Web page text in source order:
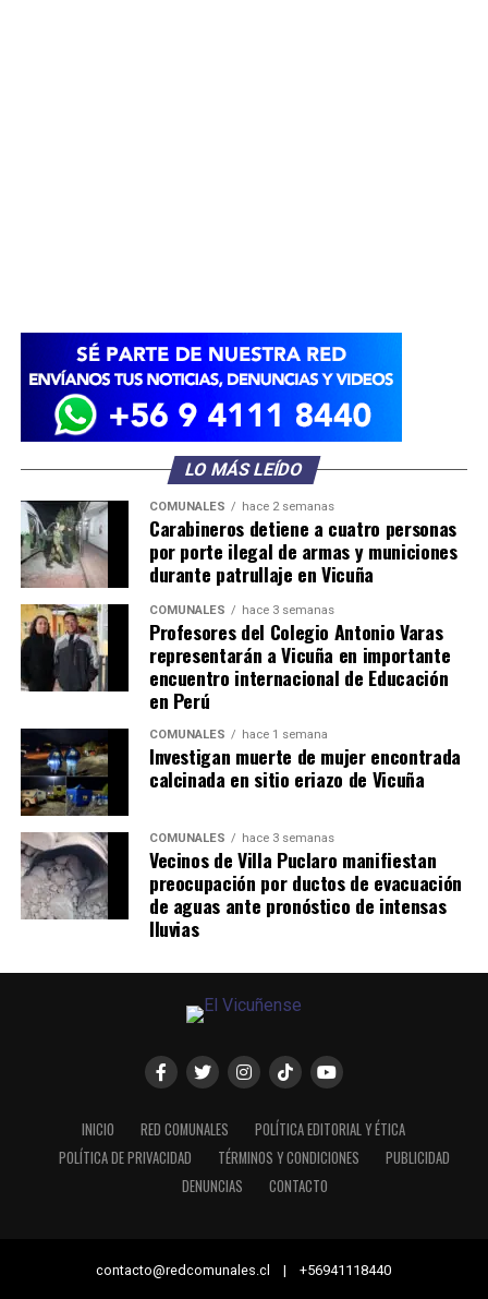
LO MÁS LEÍDO
COMUNALES hace 2 semanas
Carabineros detiene a cuatro personas
por porte ilegal de armas y municiones
durante patrullaje en Vicuña
COMUNALES hace 3 semanas
Profesores del Colegio Antonio Varas
representarán a Vicuña en importante
encuentro internacional de Educación
en Perú
COMUNALES hace 1 semana
Investigan muerte de mujer encontrada
calcinada en sitio eriazo de Vicuña
COMUNALES hace 3 semanas
Vecinos de Villa Puclaro manifiestan
preocupación por ductos de evacuación
de aguas ante pronóstico de intensas
lluvias
INICIO RED COMUNALES
POLÍTICA EDITORIAL Y ÉTICA
POLÍTICA DE PRIVACIDAD
TÉRMINOS Y CONDICIONES
PUBLICIDAD
DENUNCIAS
CONTACTO
contacto@redcomunales.cl | +56941118440